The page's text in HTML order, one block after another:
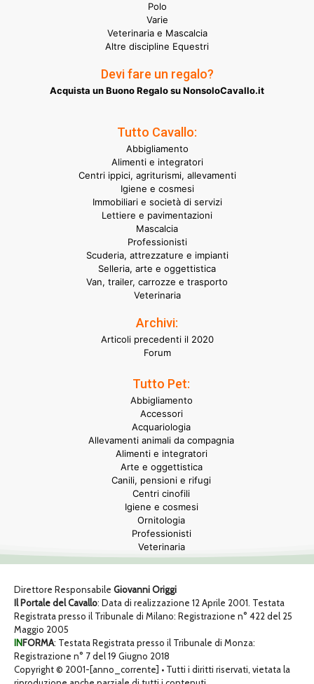
Polo
Varie
Veterinaria e Mascalcia
Altre discipline Equestri
Devi fare un regalo?
Acquista un Buono Regalo su NonsoloCavallo.it
Tutto Cavallo:
Abbigliamento
Alimenti e integratori
Centri ippici, agriturismi, allevamenti
Igiene e cosmesi
Immobiliari e società di servizi
Lettiere e pavimentazioni
Mascalcia
Professionisti
Scuderia, attrezzature e impianti
Selleria, arte e oggettistica
Van, trailer, carrozze e trasporto
Veterinaria
Archivi:
Articoli precedenti il 2020
Forum
Tutto Pet:
Abbigliamento
Accessori
Acquariologia
Allevamenti animali da compagnia
Alimenti e integratori
Arte e oggettistica
Canili, pensioni e rifugi
Centri cinofili
Igiene e cosmesi
Ornitologia
Professionisti
Veterinaria
Direttore Responsabile Giovanni Origgi
Il Portale del Cavallo: Data di realizzazione 12 Aprile 2001. Testata
Registrata presso il Tribunale di Milano: Registrazione n° 422 del 25
Maggio 2005
INFORMA: Testata Registrata presso il Tribunale di Monza:
Registrazione n° 7 del 19 Giugno 2018
Copyright © 2001-[anno_corrente] • Tutti i diritti riservati, vietata la